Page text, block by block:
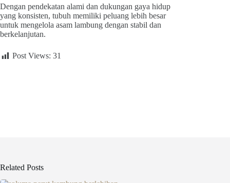
Dengan pendekatan alami dan dukungan gaya hidup
yang konsisten, tubuh memiliki peluang lebih besar
untuk mengelola asam lambung dengan stabil dan
berkelanjutan.
Post Views: 31
Related Posts